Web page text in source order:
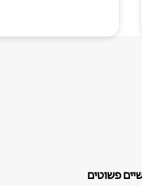
פשוטים